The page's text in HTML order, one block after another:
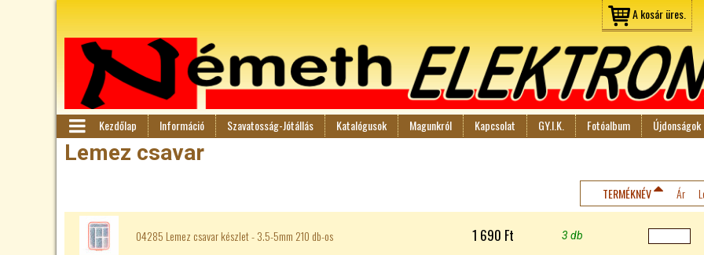
A kosár üres.
Lemez csavar
TERMÉKNÉV Ár
04285 Lemez csavar készlet - 3.5-5mm 210 db-os 1 690 Ft 3 db
M
F
m
Kezdőlap Információ Szavatosság-Jótállás Katalógusok Magunkról Kapcsolat GY.I.K. Fotóalbum Újdonságok